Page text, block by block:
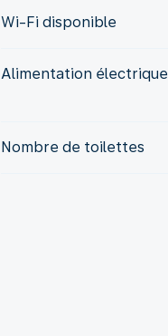
Wi-Fi disponible
Alimentation électrique
Nombre de toilettes